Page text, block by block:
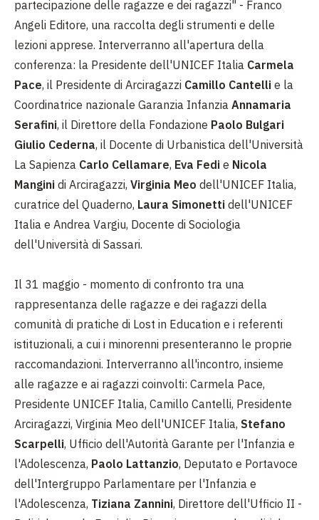
partecipazione delle ragazze e dei ragazzi" - Franco
Angeli Editore, una raccolta degli strumenti e delle
lezioni apprese. Interverranno all'apertura della
conferenza: la Presidente dell'UNICEF Italia Carmela
Pace, il Presidente di Arciragazzi Camillo Cantelli e la
Coordinatrice nazionale Garanzia Infanzia Annamaria
Serafini, il Direttore della Fondazione Paolo Bulgari
Giulio Cederna, il Docente di Urbanistica dell'Università
La Sapienza Carlo Cellamare, Eva Fedi e Nicola
Mangini di Arciragazzi, Virginia Meo dell'UNICEF Italia,
curatrice del Quaderno, Laura Simonetti dell'UNICEF
Italia e Andrea Vargiu, Docente di Sociologia
dell'Università di Sassari.
Il 31 maggio - momento di confronto tra una
rappresentanza delle ragazze e dei ragazzi della
comunità di pratiche di Lost in Education e i referenti
istituzionali, a cui i minorenni presenteranno le proprie
raccomandazioni. Interverranno all'incontro, insieme
alle ragazze e ai ragazzi coinvolti: Carmela Pace,
Presidente UNICEF Italia, Camillo Cantelli, Presidente
Arciragazzi, Virginia Meo dell'UNICEF Italia, Stefano
Scarpelli, Ufficio dell'Autorità Garante per l'Infanzia e
l'Adolescenza, Paolo Lattanzio, Deputato e Portavoce
dell'Intergruppo Parlamentare per l'Infanzia e
l'Adolescenza, Tiziana Zannini, Direttore dell'Ufficio II -